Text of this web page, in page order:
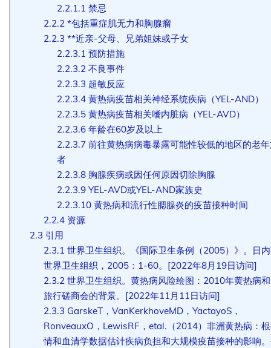
2.2.1.1 禁忌
2.2.2*包括重症肌无力和胸腺瘤
2.2.3 **近亲-父母、兄弟姐妹或子女
2.2.3.1 预防措施
2.2.3.2 不良事件
2.2.3.3 超敏反应
2.2.3.4 黄热病疫苗相关神经系统疾病（YEL-AND）
2.2.3.5 黄热病疫苗相关嗜内脏病（YEL-AVD）
2.2.3.6 年龄在60岁及以上
2.2.3.7 前往黄热病病毒暴露可能性较低的地区的老
者
2.2.3.8 胸腺疾病或因任何原因切除胸腺
2.2.3.9 YEL-AVD或YEL-AND家族史
2.2.3.10 黄热病和流行性腮腺炎的疫苗接种时间
2.2.4资源
2.3 引用
2.3.1 世界卫生组织。《国际卫生条例（2005）》。日
世界卫生组织，2005：1-60。[2022年8月19日访问]
2.3.2世界卫生组织。黄热病风险绘图：2010年黄热病
旅行磋商会的背景。[2022年11月11日访问]
2.3.3 GarskeT，VanKerkhoveMD，YactayoS，
RonveauxO，LewisRF，etal.（2014）非洲黄热病：
情和血清学数据估计疾病负担和大规模疫苗接种的影响